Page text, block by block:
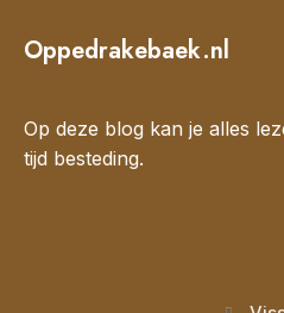
Oppedrakebaek.nl
Op deze blog kan je alles
tijd besteding.